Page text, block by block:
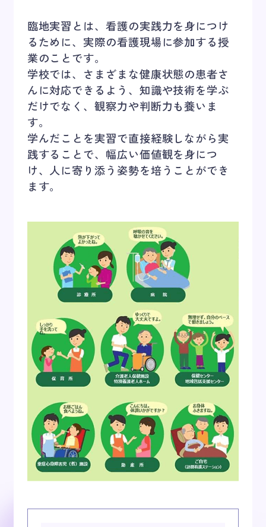
臨地実習とは、看護の実践力を身につけ
るために、実際の看護現場に参加する授
業のことです。
学校では、さまざまな健康状態の患者さ
んに対応できるよう、知識や技術を学ぶ
だけでなく、観察力や判断力も養いま
す。
学んだことを実習で直接経験しながら実
践することで、幅広い価値観を身につ
け、人に寄り添う姿勢を培うことができ
ます。